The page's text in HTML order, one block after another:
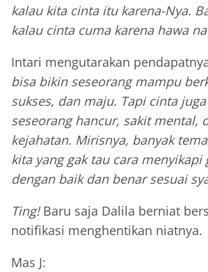
kalau kita cinta itu karena-Nya.
kalau cinta cuma karena hawa
Intari mengutarakan
bisa bikin seseorang mampu
sukses, dan maju. Tapi cinta
seseorang hancur, sakit mental,
kejahatan. Mirisnya, banyak
kita yang gak tau cara
dengan baik dan benar sesuai
Ting!Baru saja Dalila berniat
notifikasi menghentikan niatnya.
Mas J: